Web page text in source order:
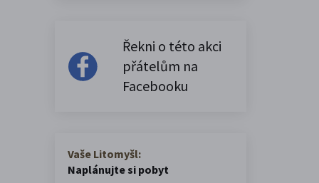
Řekni o této akci
přátelům na
Facebooku
Vaše Litomyšl:
Naplánujte si pobyt